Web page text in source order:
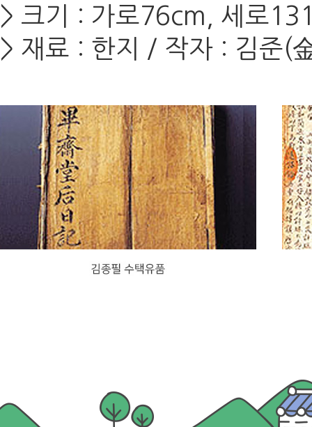
> 크기 : 가로76cm, 세로
> 재료 : 한지 / 작자 : 김준(